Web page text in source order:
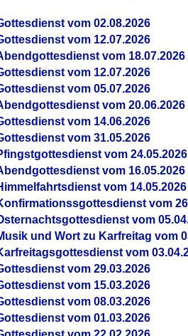
vom 02.08.2026
vom 12.07.2026
vom 18.07.2026
vom 12.07.2026
vom 05.07.2026
vom 20.06.2026
vom 14.06.2026
vom 31.05.2026
vom 24.05.2026
vom 16.05.2026
vom 14.05.2026
vom
vom
und Wort zu Karfreitag vom
vom
vom 29.03.2026
vom 15.03.2026
vom 08.03.2026
vom 01.03.2026